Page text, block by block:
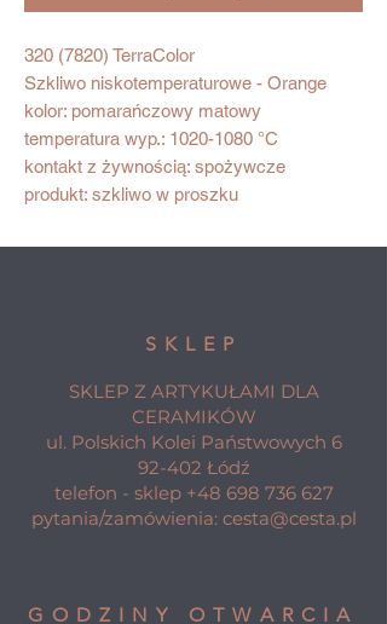
320 (7820) TerraColor
Szkliwo niskotemperaturowe - Orange
kolor: pomarańczowy matowy
temperatura wyp.: 1020-1080 °C
kontakt z żywnością: spożywcze
produkt: szkliwo w proszku
SKLEP
SKLEP Z ARTYKUŁAMI DLA
CERAMIKÓW
ul. Polskich Kolei Państwowych 6
92-402 Łódź
telefon - sklep +48 698 736 627
pytania/zamówienia: cesta@cesta.pl
GODZINY OTWARCIA